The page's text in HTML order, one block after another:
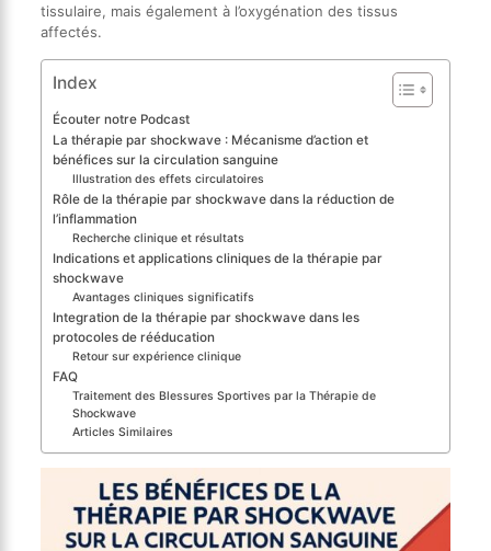
tissulaire, mais également à l’oxygénation des tissus
affectés.
Index
Écouter notre Podcast
La thérapie par shockwave : Mécanisme d’action et
bénéfices sur la circulation sanguine
Illustration des effets circulatoires
Rôle de la thérapie par shockwave dans la réduction de
l’inflammation
Recherche clinique et résultats
Indications et applications cliniques de la thérapie par
shockwave
Avantages cliniques significatifs
Integration de la thérapie par shockwave dans les
protocoles de rééducation
Retour sur expérience clinique
FAQ
Traitement des Blessures Sportives par la Thérapie de
Shockwave
Articles Similaires